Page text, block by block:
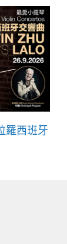
羅西班牙